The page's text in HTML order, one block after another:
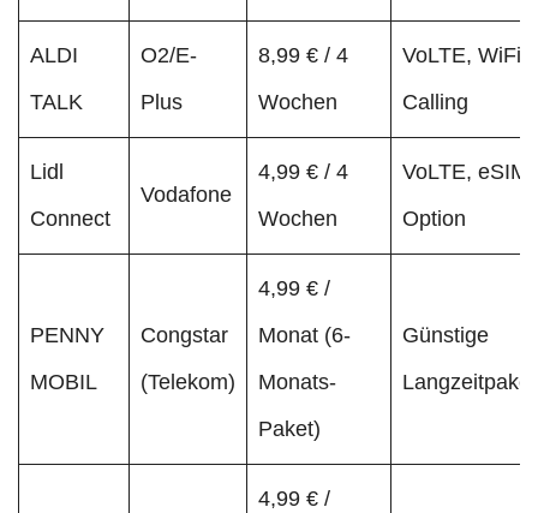
ALDI
TALK
O2/E-
Plus
8,99 € / 4
Wochen
VoLTE, WiFi-
Calling
Lidl
Connect
Vodafone
4,99 € / 4
Wochen
VoLTE, eSIM-
Option
PENNY
MOBIL
Congstar
(Telekom)
4,99 € /
Monat (6-
Monats-
Paket)
Günstige
4,99 € /